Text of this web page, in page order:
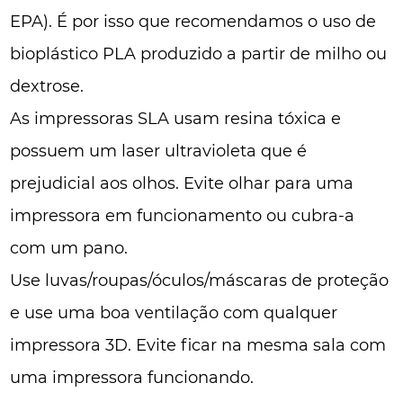
EPA). É por isso que recomendamos o uso de
bioplástico PLA produzido a partir de milho ou
dextrose.
As impressoras SLA usam resina tóxica e
possuem um laser ultravioleta que é
prejudicial aos olhos. Evite olhar para uma
impressora em funcionamento ou cubra-a
com um pano.
Use luvas/roupas/óculos/máscaras de proteção
e use uma boa ventilação com qualquer
impressora 3D. Evite ficar na mesma sala com
uma impressora funcionando.